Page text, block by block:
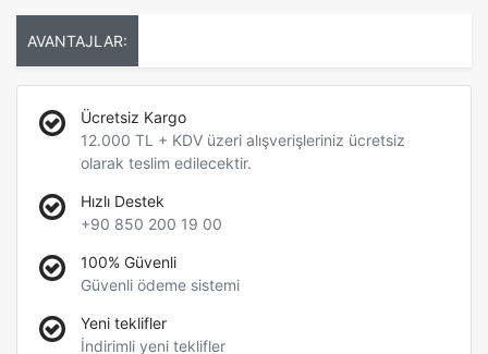
AVANTAJLAR:
Ücretsiz Kargo
12.000 TL + KDV üzeri alışverişleriniz ücretsiz
olarak teslim edilecektir.
Hızlı Destek
+90 850 200 19 00
100% Güvenli
Güvenli ödeme sistemi
Yeni teklifler
İndirimli yeni teklifler